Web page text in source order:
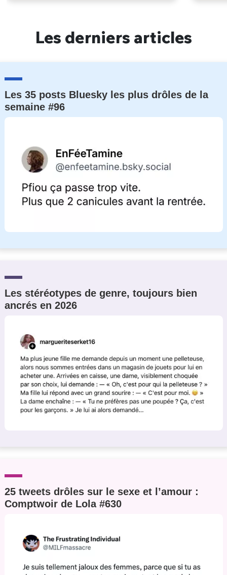
Les derniers articles
Les 35 posts Bluesky les plus drôles de la
semaine #96
Les stéréotypes de genre, toujours bien
ancrés en 2026
25 tweets drôles sur le sexe et l’amour :
Comptwoir de Lola #630